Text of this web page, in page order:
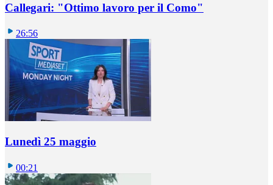
Callegari: "Ottimo lavoro per il Como"
26:56
Lunedì 25 maggio
00:21